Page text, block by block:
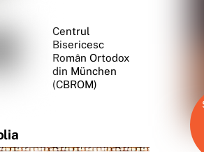
Centrul
Bisericesc
Român Ortodox
din München
(CBROM)